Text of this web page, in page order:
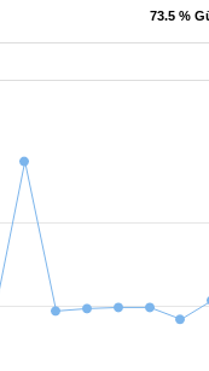
73.5 %
73.5 %